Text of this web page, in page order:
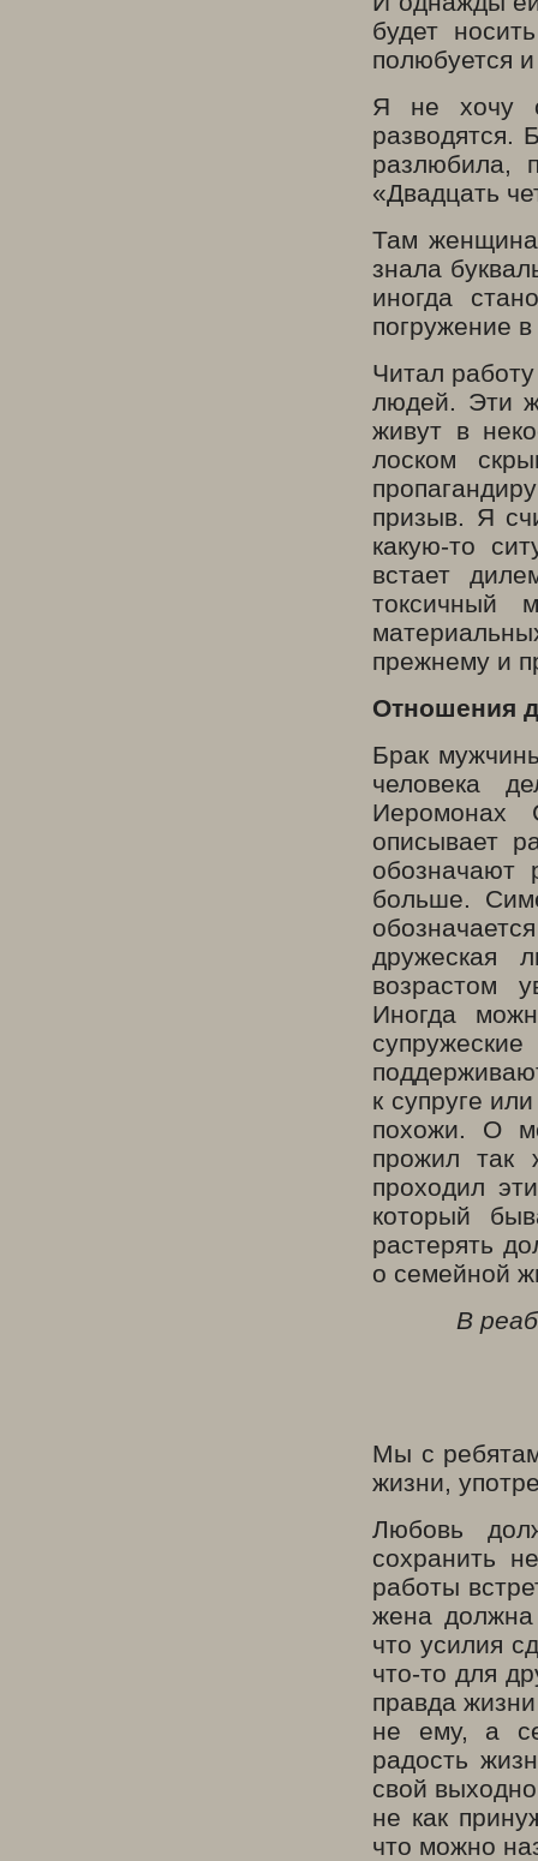
будет
полюбуется
Я не хочу
разводятся.
разлюбила,
«Двадцать
Там женщина
знала
иногда
погружение
Читал
людей. Эти
живут в
лоском
призыв. Я
какую-то
встает
токсичный
прежнему и
Отношения
Брак
человека
Иеромонах
описывает
обозначают
больше.
дружеская
возрастом
Иногда
к супруге
похожи. О
прожил так
проходил
который
растерять
о семейной
В
Мы с
жизни,
Любовь
сохранить
работы
жена должна
что усилия
что-то для
правда
не ему, а
радость
свой
не как
что можно